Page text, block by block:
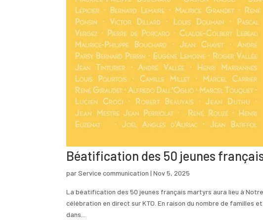
Béatification des 50 jeunes
parService communication |Nov 5, 2025
La béatification des 50 jeunes français martyrs aura lieu à
célébration en direct sur KTO. En raison du nombre de familles
dans...